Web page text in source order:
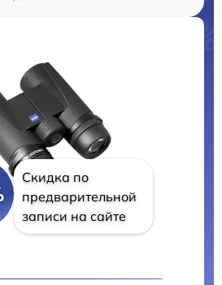
Скидка по
предварительной
записи на сайте